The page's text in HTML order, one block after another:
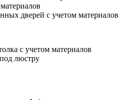
дверей с учетом материалов
с учетом материалов
люстру